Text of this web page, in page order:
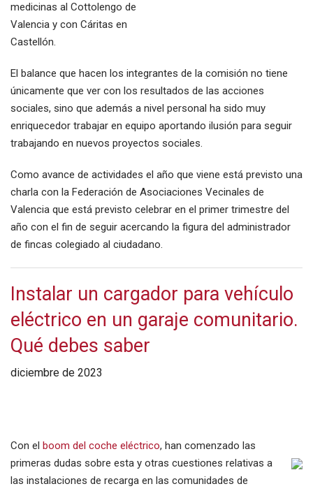
medicinas al Cottolengo de
Valencia y con Cáritas en
Castellón.
El balance que hacen los integrantes de la comisión no tiene
únicamente que ver con los resultados de las acciones
sociales, sino que además a nivel personal ha sido muy
enriquecedor trabajar en equipo aportando ilusión para seguir
trabajando en nuevos proyectos sociales.
Como avance de actividades el año que viene está previsto una
charla con la Federación de Asociaciones Vecinales de
Valencia que está previsto celebrar en el primer trimestre del
año con el fin de seguir acercando la figura del administrador
de fincas colegiado al ciudadano.
Instalar un cargador para vehículo
eléctrico en un garaje comunitario.
Qué debes saber
diciembre de 2023
Con el boom del coche eléctrico, han comenzado las
primeras dudas sobre esta y otras cuestiones relativas a
las instalaciones de recarga en las comunidades de